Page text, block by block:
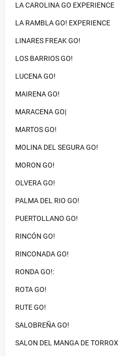
LA CAROLINA GO EXPERIENCE
LA RAMBLA GO! EXPERIENCE
LINARES FREAK GO!
LOS BARRIOS GO!
LUCENA GO!
MAIRENA GO!
MARACENA GO|
MARTOS GO!
MOLINA DEL SEGURA GO!
MORON GO!
OLVERA GO!
PALMA DEL RIO GO!
PUERTOLLANO GO!
RINCÓN GO!
RINCONADA GO!
RONDA GO!:
ROTA GO!
RUTE GO!
SALOBREÑA GO!
SALON DEL MANGA DE TORROX